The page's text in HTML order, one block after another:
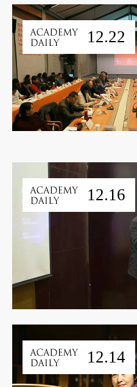
12.22
12.16
12.14